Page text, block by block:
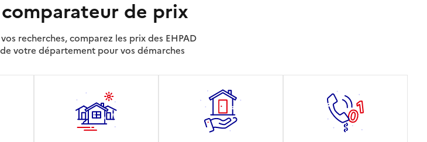
de prix
recherches, comparez les prix des EHPAD
votre département pour vos démarches